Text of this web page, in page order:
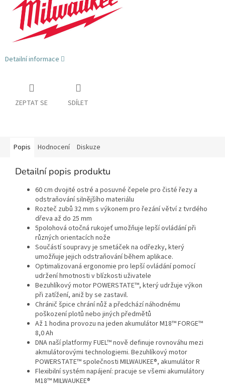
Detailní informace
ZEPTAT SE SDÍLET
Popis Hodnocení Diskuze
Detailní popis produktu
60 cm dvojité ostré a posuvné čepele pro čisté řezy a
odstraňování silnějšího materiálu
Rozteč zubů 32 mm s výkonem pro řezání větví z tvrdého
dřeva až do 25 mm
5polohová otočná rukojeť umožňuje lepší ovládání při
různých orientacích nože
Součástí soupravy je smetáček na odřezky, který
umožňuje jejich odstraňování během aplikace.
Optimalizovaná ergonomie pro lepší ovládání pomocí
udržení hmotnosti v blízkosti uživatele
Bezuhlíkový motor POWERSTATE™, který udržuje výkon
při zatížení, aniž by se zastavil.
Chránič špice chrání nůž a předchází náhodnému
poškození plotů nebo jiných předmětů
Až 1 hodina provozu na jeden akumulátor M18™ FORGE™
8,0 Ah
DNA naší platformy FUEL™ nově definuje rovnováhu mezi
akmulátorovými technologiemi. Bezuhlíkový motor
POWERSTATE™ společnosti MILWAUKEE®, akumulátor R
Flexibilní systém napájení: pracuje se všemi akumulátory
M18™ MILWAUKEE®